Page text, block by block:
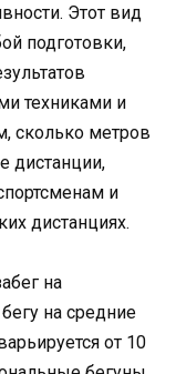
Этот вид
подготовки,
техниками и
сколько метров
дистанции,
и
дистанциях.
на
на средние
от 10